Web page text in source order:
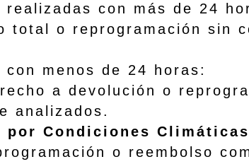
con más de 24
sin
de 24 horas:
o
analizados.
por Condiciones Climáticas
o reembolso